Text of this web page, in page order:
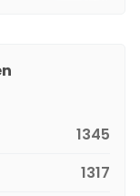
1345
1317